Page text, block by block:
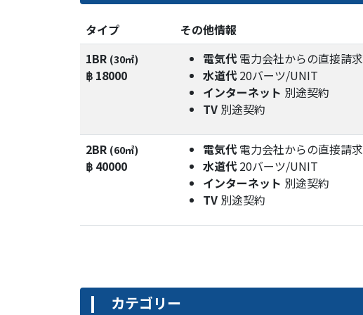
タイプ
その他情報
1BR (30㎡)
฿ 18000
電気代 電力会社からの直接請求
水道代 20バーツ/UNIT
インターネット 別途契約
TV 別途契約
2BR (60㎡)
฿ 40000
電気代 電力会社からの直接請求
水道代 20バーツ/UNIT
インターネット 別途契約
TV 別途契約
カテゴリー